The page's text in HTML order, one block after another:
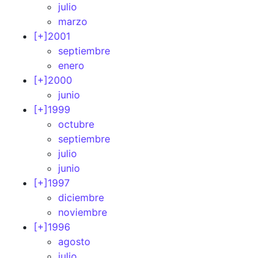
julio
marzo
[+] 2001
septiembre
enero
[+] 2000
junio
[+] 1999
octubre
septiembre
julio
junio
[+] 1997
diciembre
noviembre
[+] 1996
agosto